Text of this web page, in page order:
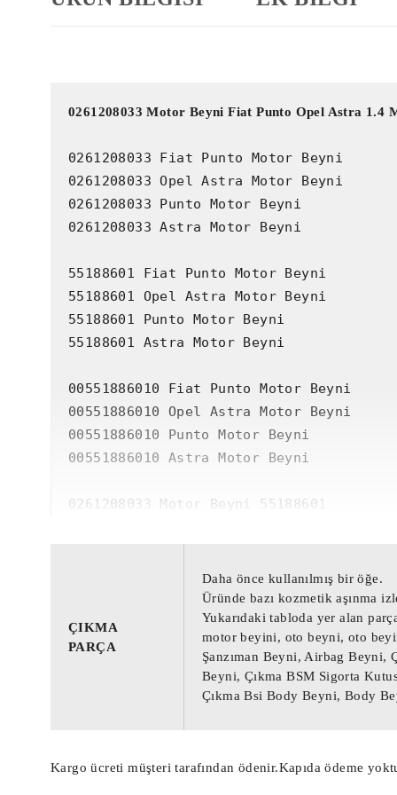
0261208033 Motor Beyni Fiat Punto Opel Astra 1.4
0261208033 Fiat Punto Motor Beyni
0261208033 Opel Astra Motor Beyni
0261208033 Punto Motor Beyni
0261208033 Astra Motor Beyni
55188601 Fiat Punto Motor Beyni
55188601 Opel Astra Motor Beyni
55188601 Punto Motor Beyni
55188601 Astra Motor Beyni
00551886010 Fiat Punto Motor Beyni
00551886010 Opel Astra Motor Beyni
00551886010 Punto Motor Beyni
00551886010 Astra Motor Beyni
0261208033 Motor Beyni 55188601
0261208033 Punto Motor Beyni 55188601
0261208033 Astra Motor Beyni
0261208033 / 55188601 / 00551886010 /
0261208033 Motor Beyni / 0261208033
Üründe bazı kozmetik aşınma izleri
ÇIKMA
PARÇA
Daha önce kullanılmış bir öğe.
Üründe bazı kozmetik aşınma
Yukarıdaki tabloda yer alan
motor beyini, oto beyni, oto
Şanzıman Beyni, Airbag Beyni,
Beyni, Çıkma BSM Sigorta
Çıkma Bsi Body Beyni, Body
Kargo ücreti müşteri tarafından ödenir.Kapıda ödeme